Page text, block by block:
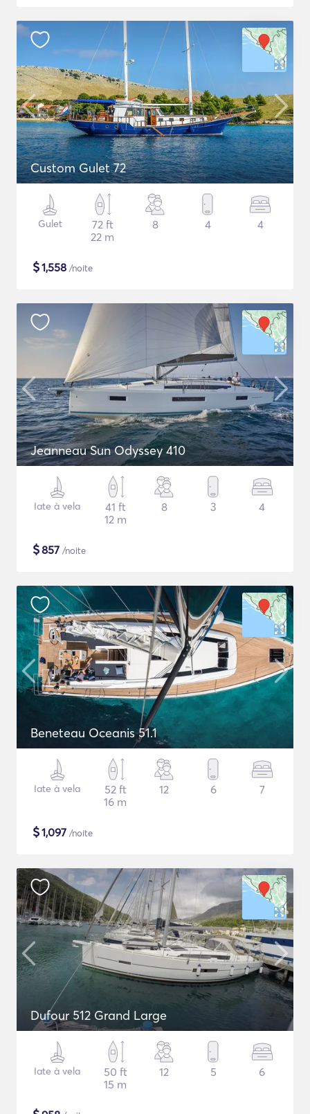
Custom Gulet 72
Gulet
72 ft
22 m
8 4 4
$1,558 /noite
Jeanneau Sun Odyssey 410
Iate à vela
41 ft
12 m
8 3 4
$857 /noite
Beneteau Oceanis 51.1
Iate à vela
52 ft
16 m
12 6 7
$1,097 /noite
Dufour 512 Grand Large
Iate à vela
50 ft
15 m
12 5 6